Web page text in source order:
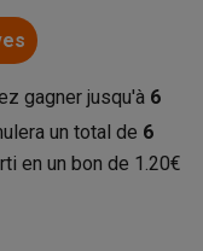
gagner jusqu'à 6
un total de 6
en un bon de 1.20€